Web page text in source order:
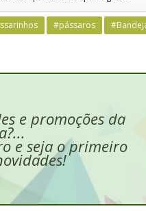
#pássaros
e promoções da
e seja o primeiro